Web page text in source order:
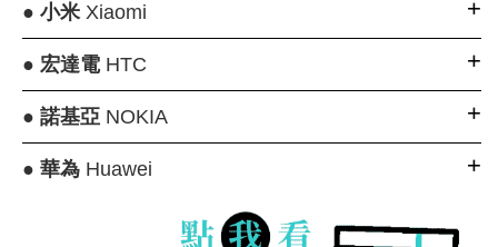
● 小米Xiaomi
● 宏達電HTC
● 諾基亞NOKIA
● 華為Huawei